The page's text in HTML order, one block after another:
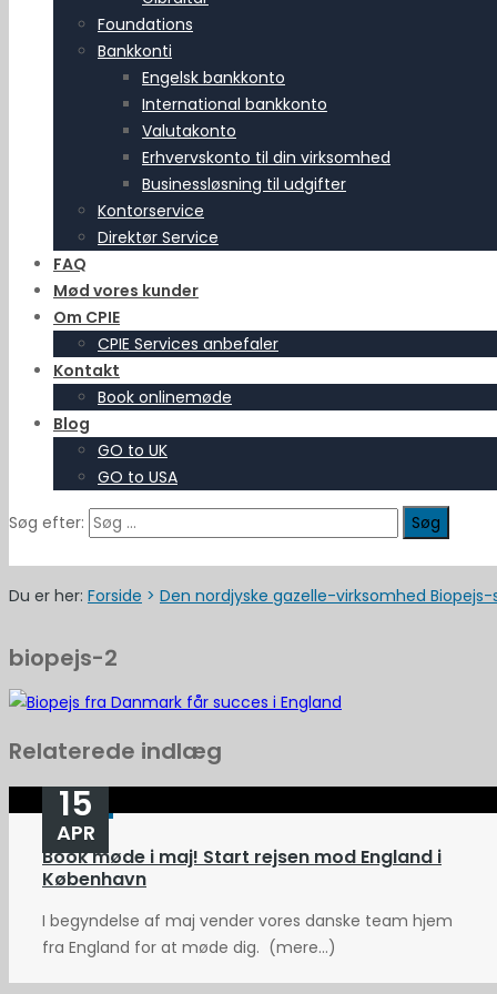
Foundations
Bankkonti
Engelsk bankkonto
International bankkonto
Valutakonto
Erhvervskonto til din virksomhed
Businessløsning til udgifter
Kontorservice
Direktør Service
FAQ
Mød vores kunder
Om CPIE
CPIE Services anbefaler
Kontakt
Book onlinemøde
Blog
GO to UK
GO to USA
Søg efter:
Du er her: Forside > Den nordjyske gazelle-virksomhed
biopejs-2
Relaterede indlæg
Book møde i maj! Start rejsen mod England i
København
15
APR
I begyndelse af maj vender vores danske team hjem
fra England for at møde dig. (mere…)